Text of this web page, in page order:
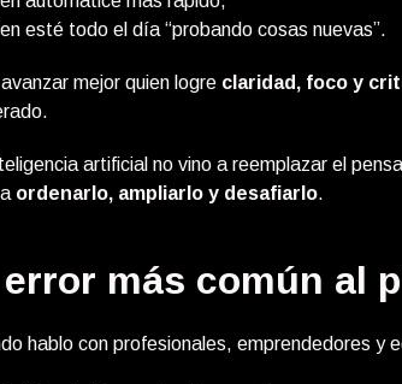
esté todo el día “probando cosas nuevas”.
mejor quien logre claridad, foco y
artificial no vino a reemplazar el
ordenarlo, ampliarlo y desafiarlo.
error más común al
hablo con profesionales, emprendedores y